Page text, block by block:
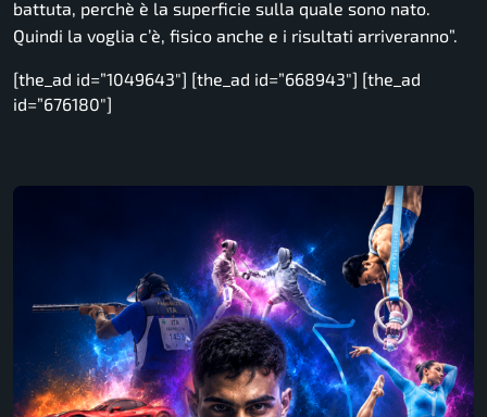
battuta, perchè è la superficie sulla quale sono nato.
Quindi la voglia c’è, fisico anche e i risultati arriveranno”.
[the_ad id=”1049643″] [the_ad id=”668943″] [the_ad
id=”676180″]